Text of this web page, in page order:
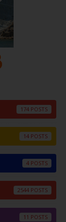
174
14
4
2544
11